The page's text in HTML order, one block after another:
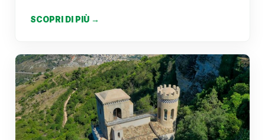
SCOPRI DI PIÙ →